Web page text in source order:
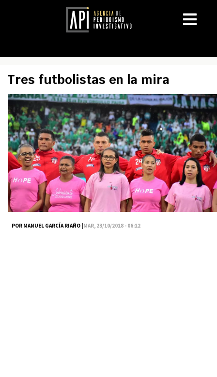
Tres futbolistas en la mira
POR MANUEL GARCÍA RIAÑO |MAR, 23/10/2018 - 06:12